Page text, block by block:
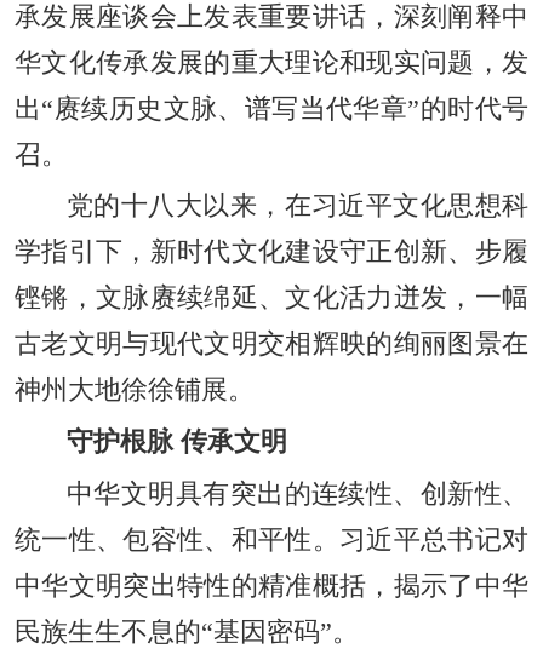
承发展座谈会上发表重要讲话，深刻阐释中
华文化传承发展的重大理论和现实问题，发
出“赓续历史文脉、谱写当代华章”的时代号
召。
党的十八大以来，在习近平文化思想科
学指引下，新时代文化建设守正创新、步履
铿锵，文脉赓续绵延、文化活力迸发，一幅
古老文明与现代文明交相辉映的绚丽图景在
神州大地徐徐铺展。
守护根脉 传承文明
中华文明具有突出的连续性、创新性、
统一性、包容性、和平性。习近平总书记对
中华文明突出特性的精准概括，揭示了中华
民族生生不息的“基因密码”。